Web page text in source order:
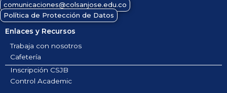
comunicaciones@colsanjose.edu.co
Política de Protección de Datos
Enlaces y Recursos
Trabaja con nosotros
Cafetería
Inscripción CSJB
Control Academic